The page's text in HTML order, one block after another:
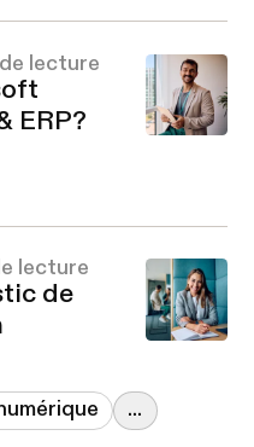
lecture
ERP?
lecture
de
...